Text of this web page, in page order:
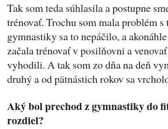
Tak som teda súhlasila a postupne
trénovať. Trochu som mala problém s
gymnastiky sa to nepáčilo, a
začala trénovať v posilňovni a
vyhodili. A tak som zo dňa na deň
druhý a od pätnástich rokov sa
Aký bol prechod z gymnastiky do
rozdiel?